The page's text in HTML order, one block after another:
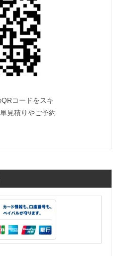
コードをスキ
見積りやご予約